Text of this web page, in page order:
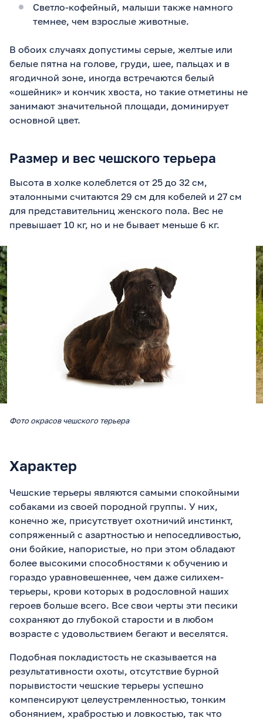
Светло-кофейный, малыши также намного
темнее, чем взрослые животные.
В обоих случаях допустимы серые, желтые или
белые пятна на голове, груди, шее, пальцах и в
ягодичной зоне, иногда встречаются белый
«ошейник» и кончик хвоста, но такие отметины не
занимают значительной площади, доминирует
основной цвет.
Размер и вес чешского терьера
Высота в холке колеблется от 25 до 32 см,
эталонными считаются 29 см для кобелей и 27 см
для представительниц женского пола. Вес не
превышает 10 кг, но и не бывает меньше 6 кг.
Фото окрасов чешского терьера
Характер
Чешские терьеры являются самыми спокойными
собаками из своей породной группы. У них,
конечно же, присутствует охотничий инстинкт,
сопряженный с азартностью и непоседливостью,
они бойкие, напористые, но при этом обладают
более высокими способностями к обучению и
гораздо уравновешеннее, чем даже силихем-
терьеры, крови которых в родословной наших
героев больше всего. Все свои черты эти песики
сохраняют до глубокой старости и в любом
возрасте с удовольствием бегают и веселятся.
Подобная покладистость не сказывается на
результативности охоты, отсутствие бурной
порывистости чешские терьеры успешно
компенсируют целеустремленностью, тонким
обонянием, храбростью и ловкостью, так что